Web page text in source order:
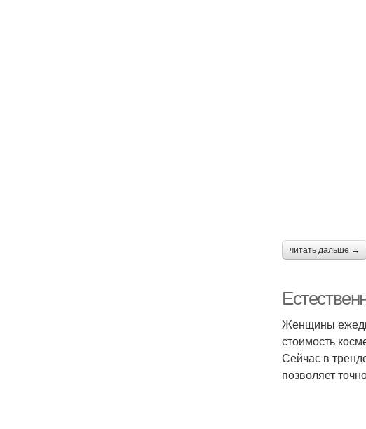
читать дальше →
Женщины
стоимость
Сейчас в
позволяет